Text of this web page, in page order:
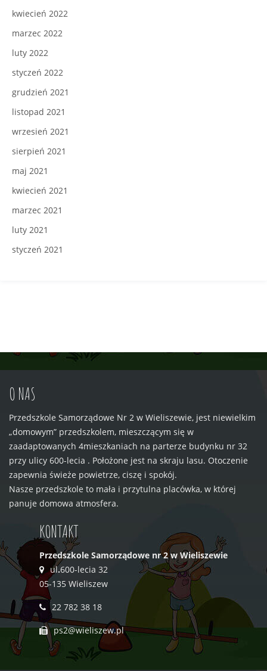
kwiecień 2022
marzec 2022
luty 2022
styczeń 2022
grudzień 2021
listopad 2021
wrzesień 2021
sierpień 2021
maj 2021
kwiecień 2021
marzec 2021
luty 2021
styczeń 2021
O NAS
Przedszkole Samorządowe Nr 2 w Wieliszewie, jest niewielkim
„domowym” przedszkolem, mieszczącym się w
zaadaptowanych 4mieszkaniach na parterze budynku nr 32
przy ulicy 600-lecia . Położone jest na skraju lasu. Otoczenie
zapewnia świeże powietrze, ciszę i spokój.
Nasze przedszkole to mała i przytulna placówka, w której
panuje domowa atmosfera.
KONTAKT
Przedszkole Samorządowe nr 2 w Wieliszewie
ul.600-lecia 32
05-135 Wieliszew
22 782 38 18
ps2@wieliszew.pl